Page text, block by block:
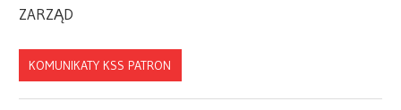
ZARZĄD
KOMUNIKATY KSS PATRON